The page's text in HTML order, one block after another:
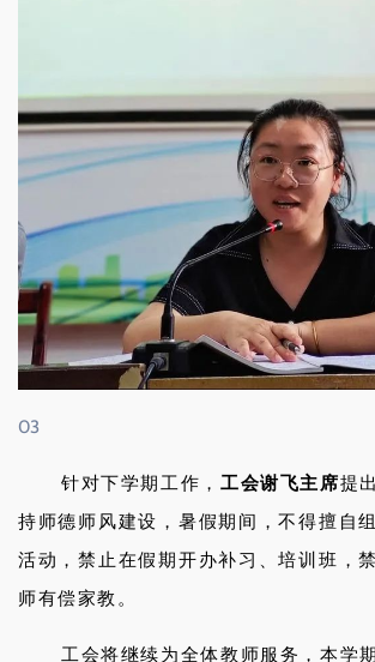
03
针对下学期工作， 工会谢飞主席提
持师德师风建设，暑假期间，不得擅自
活动，禁止在假期开办补习、培训班，
师有偿家教。
工会将继续为全体教师服务，本学